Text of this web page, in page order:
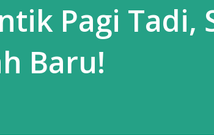
Pagi Tadi,
Baru!